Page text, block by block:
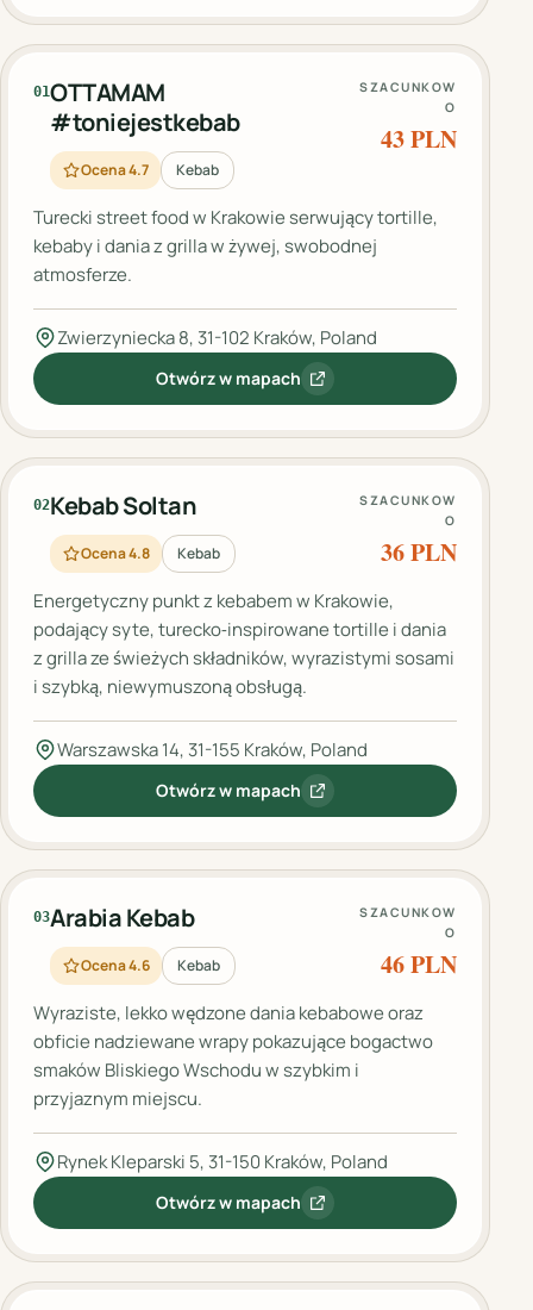
01OTTAMAM
#toniejestkebab
Ocena 4.7 Kebab
SZACUNKOW
O
43 PLN
Turecki street food w Krakowie serwujący tortille,
kebaby i dania z grilla w żywej, swobodnej
atmosferze.
Zwierzyniecka 8, 31-102 Kraków, Poland
Otwórz w mapach
:OTTAMAM #toniejestkebab
02Kebab Soltan
Ocena 4.8 Kebab
SZACUNKOW
O
36 PLN
Energetyczny punkt z kebabem w Krakowie,
podający syte, turecko‑inspirowane tortille i dania
z grilla ze świeżych składników, wyrazistymi sosami
i szybką, niewymuszoną obsługą.
Warszawska 14, 31-155 Kraków, Poland
Otwórz w mapach
:Kebab Soltan
03Arabia Kebab
Ocena 4.6 Kebab
SZACUNKOW
O
46 PLN
Wyraziste, lekko wędzone dania kebabowe oraz
obficie nadziewane wrapy pokazujące bogactwo
smaków Bliskiego Wschodu w szybkim i
przyjaznym miejscu.
Rynek Kleparski 5, 31-150 Kraków, Poland
Otwórz w mapach
:Arabia Kebab